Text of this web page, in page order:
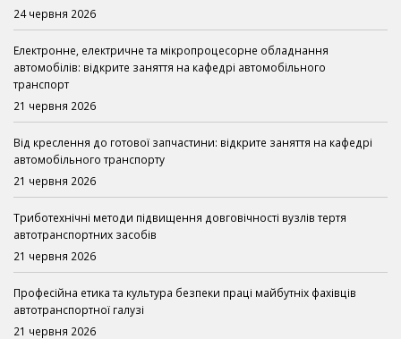
24 червня 2026
Електронне, електричне та мікропроцесорне обладнання
автомобілів: відкрите заняття на кафедрі автомобільного
транспорт
21 червня 2026
Від креслення до готової запчастини: відкрите заняття на кафедрі
автомобільного транспорту
21 червня 2026
Триботехнічні методи підвищення довговічності вузлів тертя
автотранспортних засобів
21 червня 2026
Професійна етика та культура безпеки праці майбутніх фахівців
автотранспортної галузі
21 червня 2026